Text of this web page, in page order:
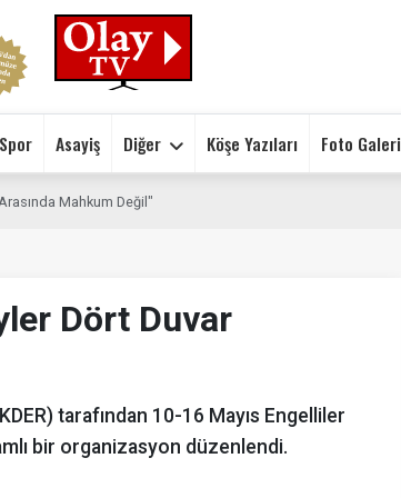
Spor Asayiş Diğer Köşe Yazıları Foto Galeri
Mahkum Değil"
Dört Duvar
tarafından 10-16 Mayıs Engelliler
bir organizasyon düzenlendi.